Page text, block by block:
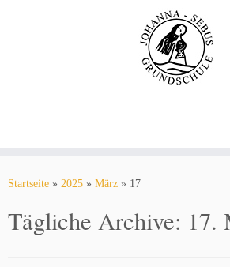
Startseite » 2025 » März » 17
Tägliche Archive: 17.